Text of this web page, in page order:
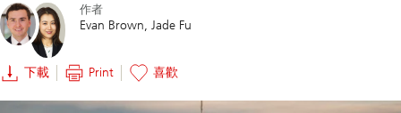
作者
Evan Brown Jade Fu
下載 Print 喜歡